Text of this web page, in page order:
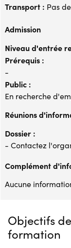
Transport : Pas
Admission
Niveau d'entrée
Prérequis :
-
Public :
En recherche
Réunions
Dossier :
- Contactez
Complément
Aucune
Objectifs
formation